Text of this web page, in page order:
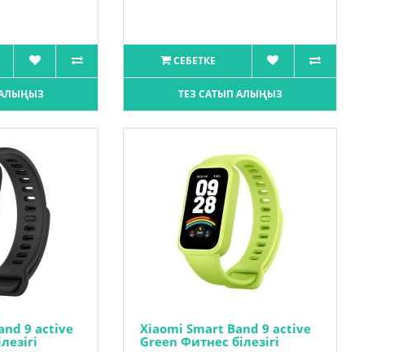
СЕБЕТКЕ
ТЕЗ САТЫП АЛЫҢЫЗ
9 active
Xiaomi Smart Band 9 active
Green Фитнес білезігі